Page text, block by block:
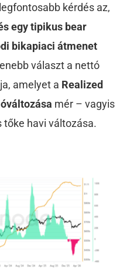
kérdés az,
egy tipikus bear
bikapiaci átmenet
választ a nettó
amelyet a Realized
mér – vagyis
tőke havi változása.